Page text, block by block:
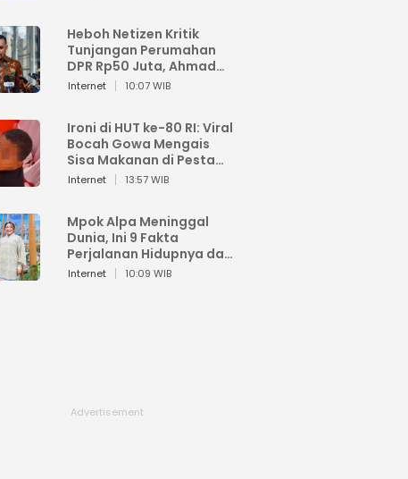
Heboh Netizen Kritik
Tunjangan Perumahan
DPR Rp50 Juta, Ahmad
Sahroni: Enggak Senang
Internet 10:07 WIB
Ironi di HUT ke-80 RI: Viral
Bocah Gowa Mengais
Sisa Makanan di Pesta
Kemerdekaan
Internet 13:57 WIB
Mpok Alpa Meninggal
Dunia, Ini 9 Fakta
Perjalanan Hidupnya dari
Viral hingga Puncak
Internet 10:09 WIB